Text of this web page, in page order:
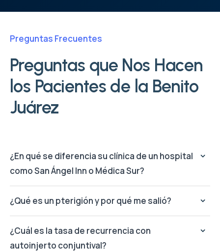
Preguntas Frecuentes
Preguntas que Nos Hacen
los Pacientes de la Benito
Juárez
¿En qué se diferencia su clínica de un hospital
como San Ángel Inn o Médica Sur?
¿Qué es un pterigión y por qué me salió?
¿Cuál es la tasa de recurrencia con
autoinjerto conjuntival?